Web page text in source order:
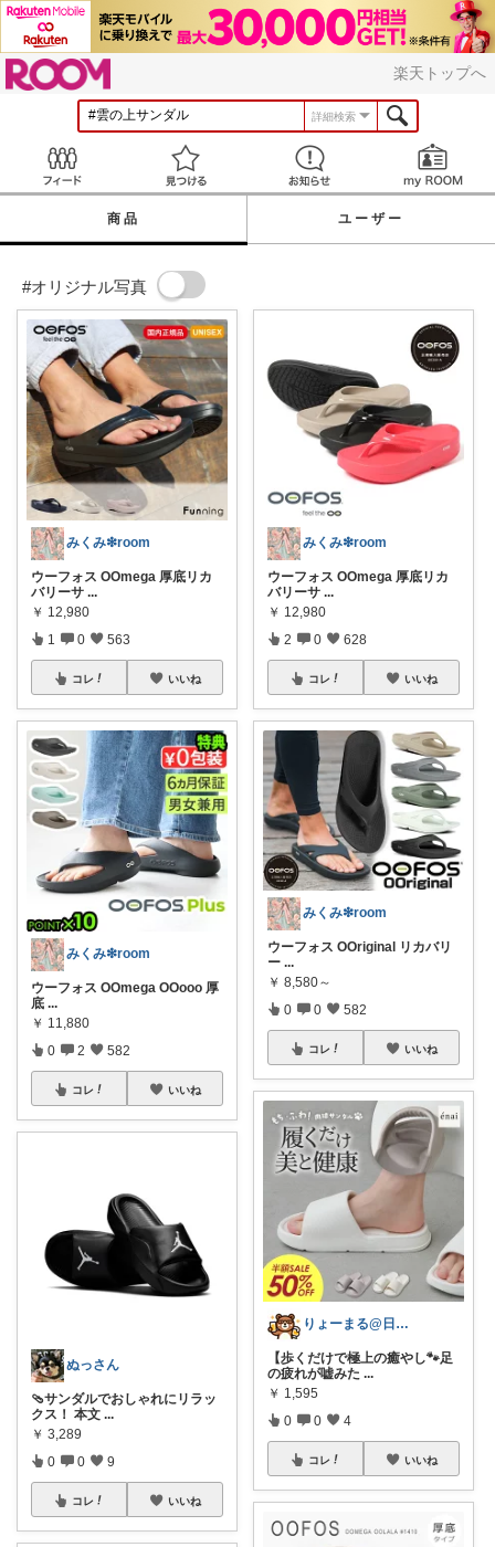
楽天トップへ
詳細検索
見つける お知らせ
商品 ユーザー
#オリジナル写真
みくみ❇room
ウーフォス OOmega 厚底リカ
バリーサ ...
￥ 12,980
1 0 563
コレ いいね
みくみ❇room
ウーフォス OOmega OOooo 厚
底 ...
￥ 11,880
0 2 582
コレ いいね
ぬっさん
🩴サンダルでおしゃれにリラッ
クス！ 本文 ...
￥ 3,289
0 0 9
コレ いいね
みくみ❇room
ウーフォス OOmega 厚底リカ
バリーサ ...
￥ 12,980
2 0 628
コレ いいね
みくみ❇room
ウーフォス OOriginal リカバリ
ー ...
￥ 8,580～
0 0 582
コレ いいね
りょーまる@日用品×ファッション
【歩くだけで極上の癒やし🐾足
の疲れが嘘みた ...
￥ 1,595
0 0 4
コレ いいね